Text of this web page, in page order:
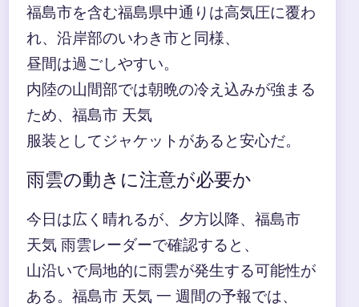
福島市を含む福島県中通りは高気圧に覆わ
れ、沿岸部のいわき市と同様、
昼間は過ごしやすい。
内陸の山間部では朝晩の冷え込みが強まる
ため、福島市 天気
服装としてジャケットがあると安心だ。
雨雲の動きに注意が必要か
今日は広く晴れるが、夕方以降、福島市
天気 雨雲レーダーで確認すると、
山沿いで局地的に雨雲が発生する可能性が
ある。福島市 天気 一 週間の予報では、